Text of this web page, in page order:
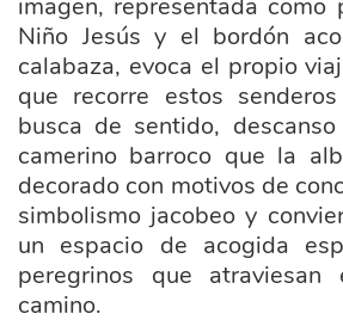
imagen, representada como
Niño Jesús y el bordón
calabaza, evoca el propio
que recorre estos
busca de sentido,
camerino barroco que la
decorado con motivos de
simbolismo jacobeo y
un espacio de acogida
peregrinos que
camino.